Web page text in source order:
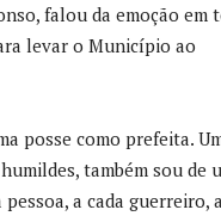
falou da emoção em
levar o Município ao
posse como prefeita.
também sou de
a cada guerreiro,